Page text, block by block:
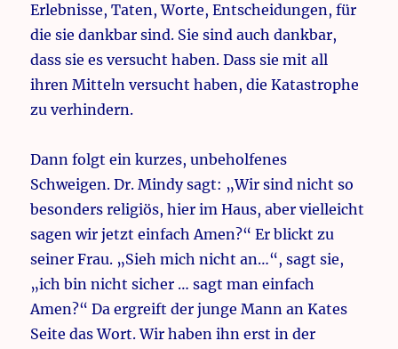
Erlebnisse, Taten, Worte, Entscheidungen, für
die sie dankbar sind. Sie sind auch dankbar,
dass sie es versucht haben. Dass sie mit all
ihren Mitteln versucht haben, die Katastrophe
zu verhindern.
Dann folgt ein kurzes, unbeholfenes
Schweigen. Dr. Mindy sagt: „Wir sind nicht so
besonders religiös, hier im Haus, aber vielleicht
sagen wir jetzt einfach Amen?“ Er blickt zu
seiner Frau. „Sieh mich nicht an…“, sagt sie,
„ich bin nicht sicher … sagt man einfach
Amen?“ Da ergreift der junge Mann an Kates
Seite das Wort. Wir haben ihn erst in der